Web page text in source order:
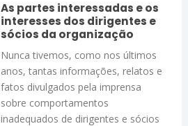
As partes interessadas e os
interesses dos dirigentes e
sócios da organização
Nunca tivemos, como nos últimos
anos, tantas informações, relatos e
fatos divulgados pela imprensa
sobre comportamentos
inadequados de dirigentes e sócios